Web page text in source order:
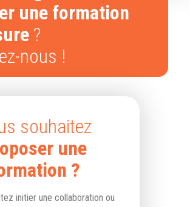
une formation
?
nous !
souhaitez
une
?
initier une collaboration ou